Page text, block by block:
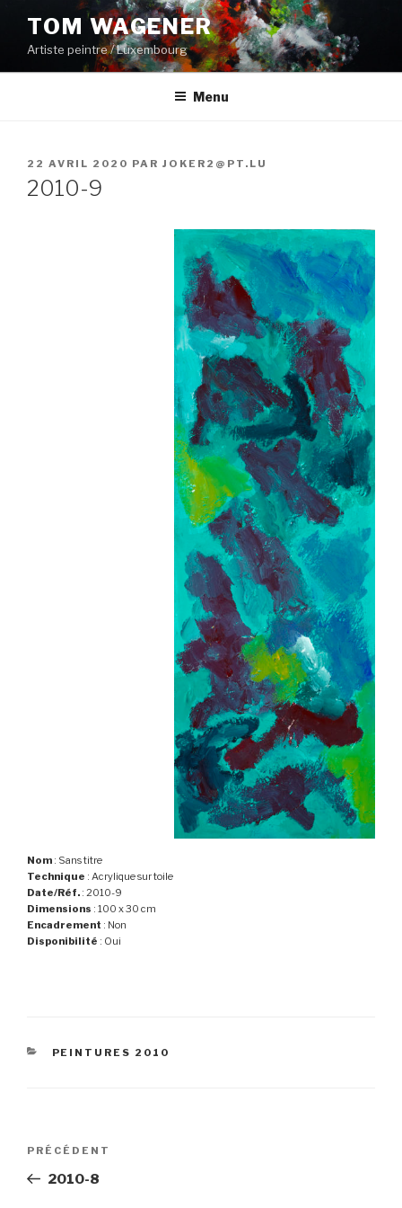
contenu
principal
TOM WAGENER
Artiste peintre / Luxembourg
Menu
PUBLIÉ
LE
22 AVRIL 2020 PAR JOKER2@PT.LU
2010-9
Nom : Sans titre
Technique : Acrylique sur toile
Date/Réf. : 2010-9
Dimensions : 100 x 30 cm
Encadrement : Non
Disponibilité : Oui
CATÉGORIES
PEINTURES 2010
Navigation
l’article
Article
précédent
PRÉCÉDENT
2010-8